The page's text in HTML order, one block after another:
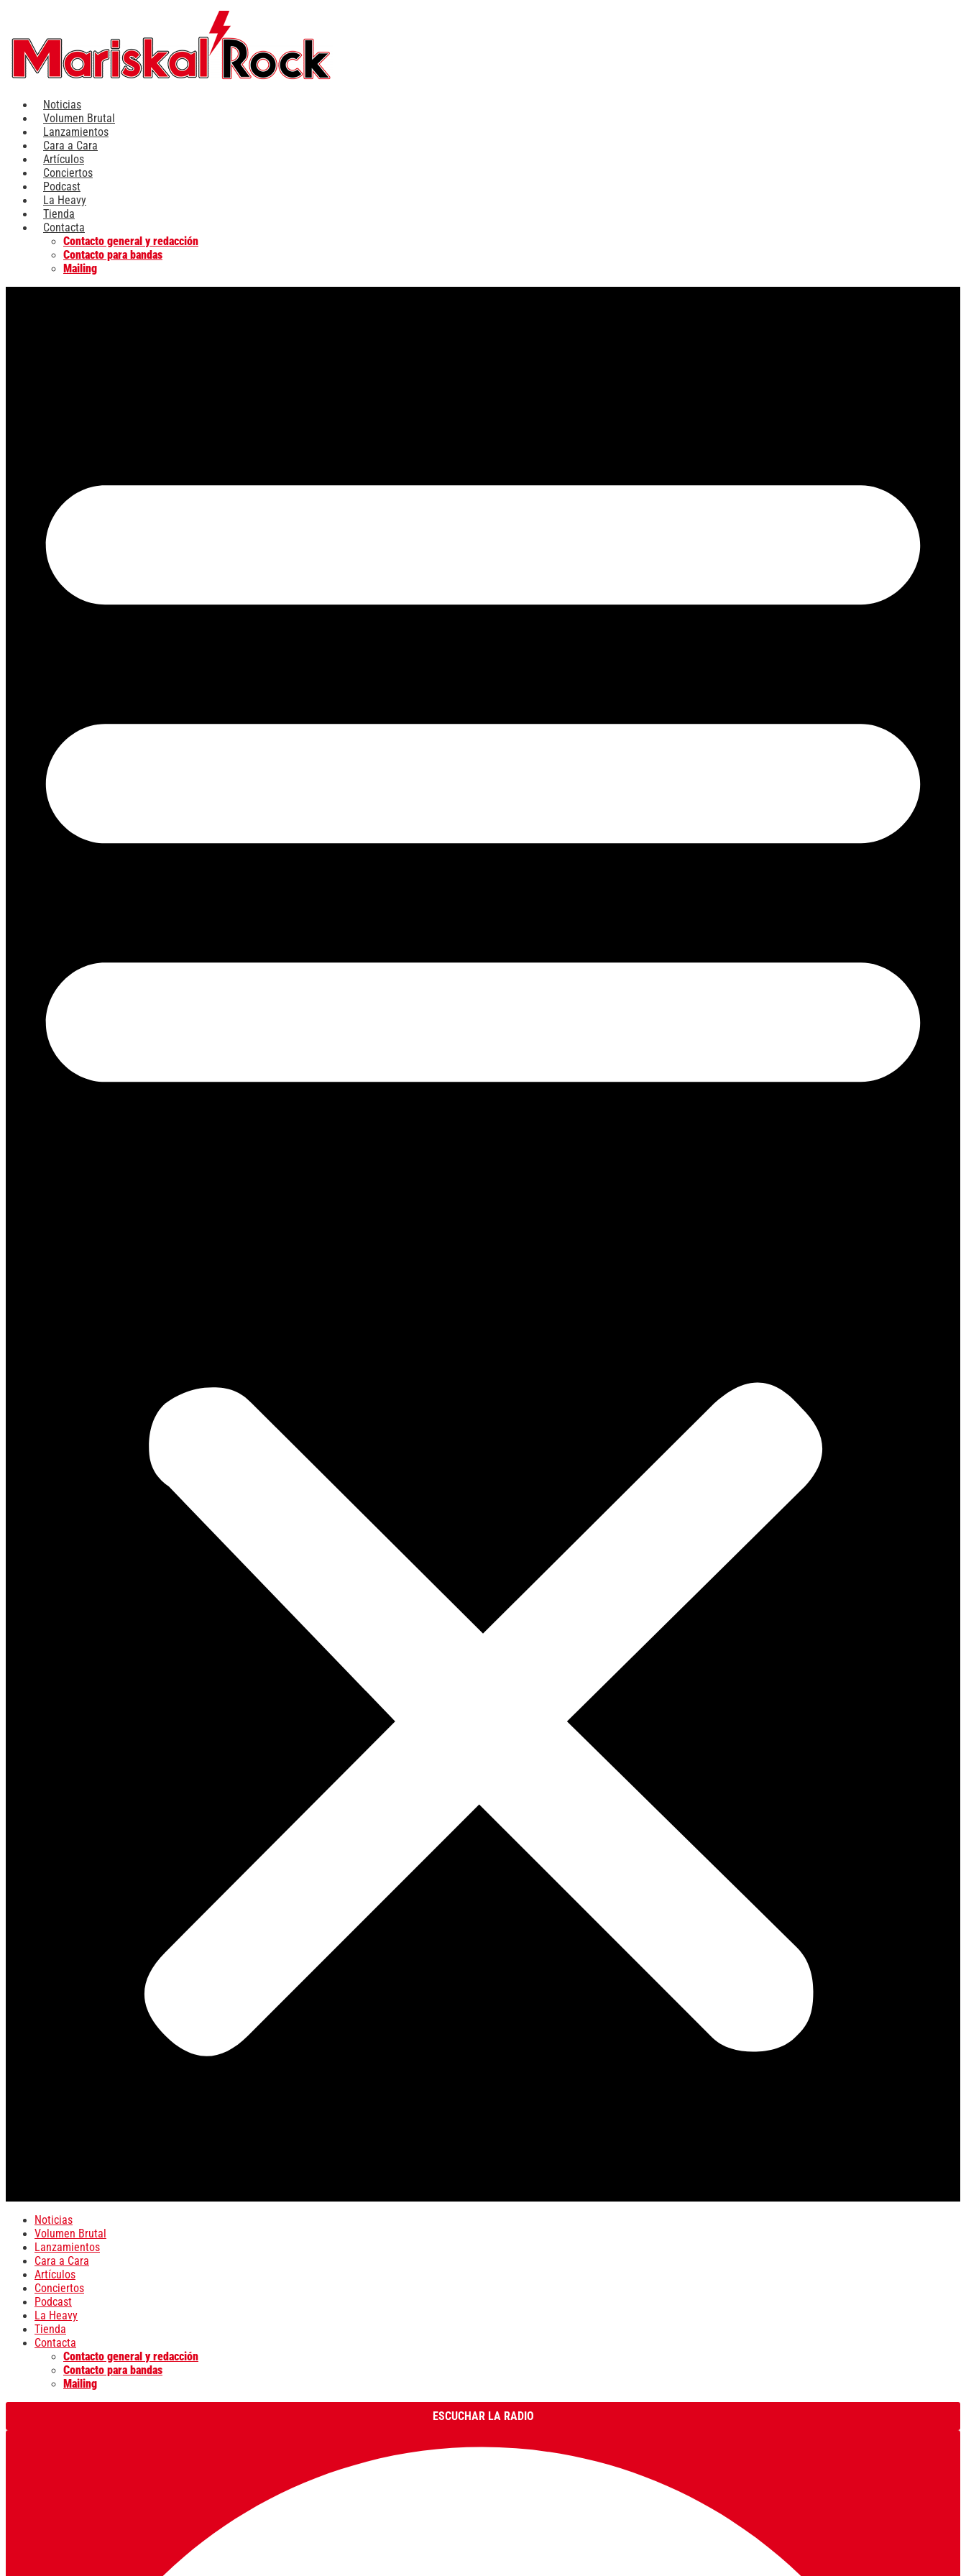
contenido
Noticias
Volumen Brutal
Lanzamientos
Cara a Cara
Artículos
Conciertos
Podcast
La Heavy
Tienda
Contacta
Contacto general y redacción
Contacto para bandas
Mailing
Noticias
Volumen Brutal
Lanzamientos
Cara a Cara
Artículos
Conciertos
Podcast
La Heavy
Tienda
Contacta
Contacto general y redacción
Contacto para bandas
Mailing
ESCUCHAR LA RADIO